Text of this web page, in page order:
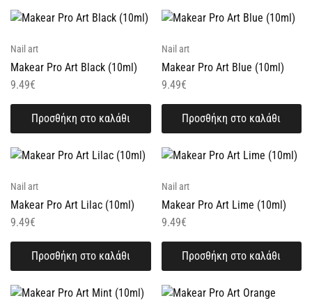
Nail art
Makear Pro Art Black (10ml)
9.49€
Προσθήκη στο καλάθι
Nail art
Makear Pro Art Blue (10ml)
9.49€
Προσθήκη στο καλάθι
Nail art
Makear Pro Art Lilac (10ml)
9.49€
Προσθήκη στο καλάθι
Nail art
Makear Pro Art Lime (10ml)
9.49€
Προσθήκη στο καλάθι